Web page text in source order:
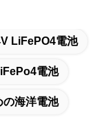
LiFePO4電池
電池
の海洋電池